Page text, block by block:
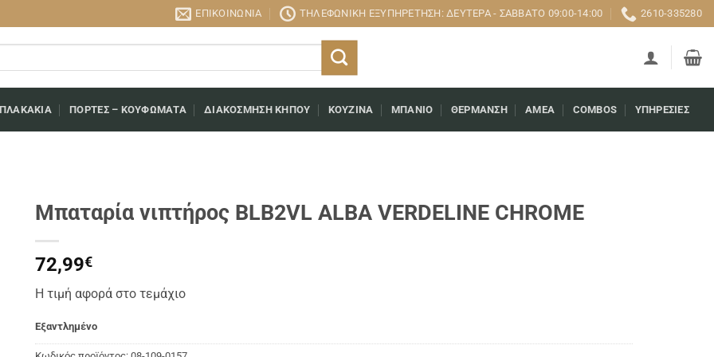
ΕΠΙΚΟΙΝΩΝΊΑ ΤΗΛΕΦΩΝΙΚΉ ΕΞΥΠΗΡΈΤΗΣΗ: ΔΕΥΤΈΡΑ - ΣΆΒΒΑΤΟ 09:00-14:00 2610-335280
ΠΌΡΤΕΣ – ΚΟΥΦΏΜΑΤΑ ΔΙΑΚΌΣΜΗΣΗ ΚΉΠΟΥ ΚΟΥΖΊΝΑ ΜΠΆΝΙΟ ΘΈΡΜΑΝΣΗ AMEA COMBOS ΥΠΗΡΕΣΊΕΣ
Μπαταρία νιπτήρος BLB2VL ALBA VERDELINE CHROME
72,99€
Η τιμή αφορά στο τεμάχιο
Εξαντλημένο